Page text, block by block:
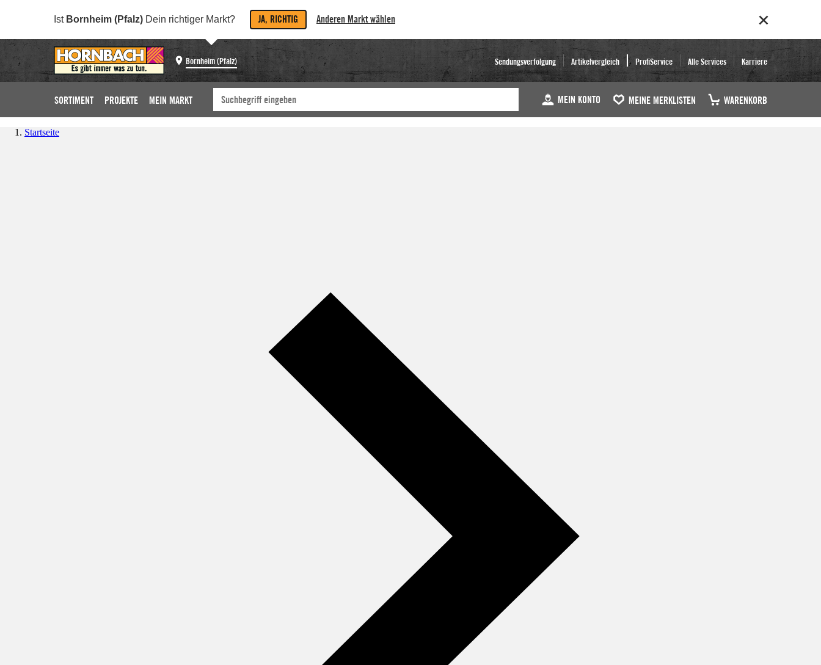
Ist Bornheim (Pfalz) Dein richtiger Markt? JA, RICHTIG Anderen Markt wählen
Bornheim (Pfalz) Sendungsverfolgung Artikelvergleich ProfiService Alle Services Karriere
SORTIMENT PROJEKTE MEIN MARKT MEIN KONTO MEINE MERKLISTEN WARENKORB
Startseite